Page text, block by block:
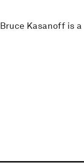
Bruce Kasanoff is